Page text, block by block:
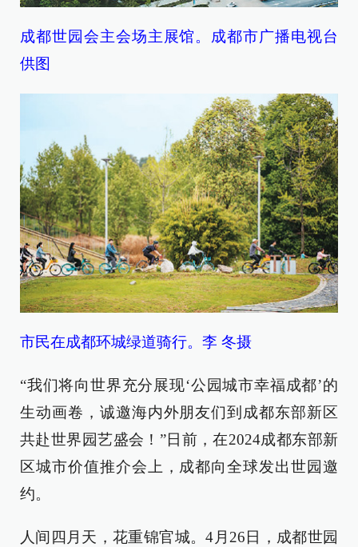
成都世园会主会场主展馆。成都市广播电视台
供图
市民在成都环城绿道骑行。李 冬摄
“我们将向世界充分展现‘公园城市幸福成都’的
生动画卷，诚邀海内外朋友们到成都东部新区
共赴世界园艺盛会！”日前，在2024成都东部新
区城市价值推介会上，成都向全球发出世园邀
约。
人间四月天，花重锦官城。4月26日，成都世园